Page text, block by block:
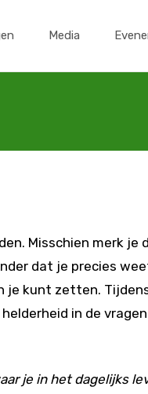
Media
Misschien merk
dat je precies
kunt zetten.
in de
je in het dagelijks